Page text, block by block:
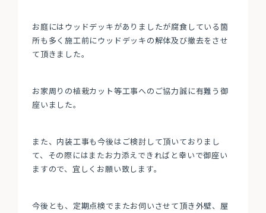
お庭にはウッドデッキがありましたが腐食している箇
所も多く施工前にウッドデッキの解体及び撤去をさせ
て頂きました。
お家周りの植栽カット等工事へのご協力誠に有難う御
座いました。
また、内装工事も今後はご検討して頂いておりまし
て、その際にはまたお力添えできればと幸いで御座い
ますので、宜しくお願い致します。
今後とも、定期点検でまたお伺いさせて頂き外壁、屋